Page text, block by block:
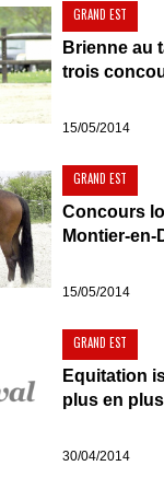
GRAND EST
Brienne au
trois
15/05/2014
GRAND EST
Concours
Montier-en-
15/05/2014
GRAND EST
Equitation
plus en
30/04/2014